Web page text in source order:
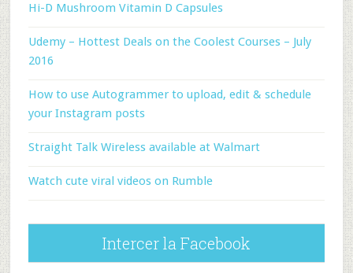
Hi-D Mushroom Vitamin D Capsules
Udemy – Hottest Deals on the Coolest Courses – July
2016
How to use Autogrammer to upload, edit & schedule
your Instagram posts
Straight Talk Wireless available at Walmart
Watch cute viral videos on Rumble
Intercer la Facebook